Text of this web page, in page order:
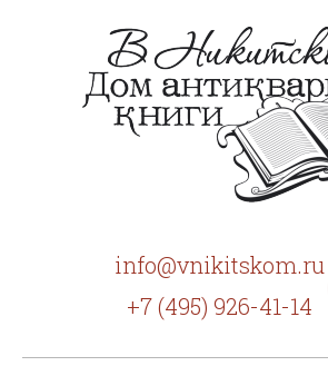
info@vnikitskom.ru
+7 (495) 926-41-14